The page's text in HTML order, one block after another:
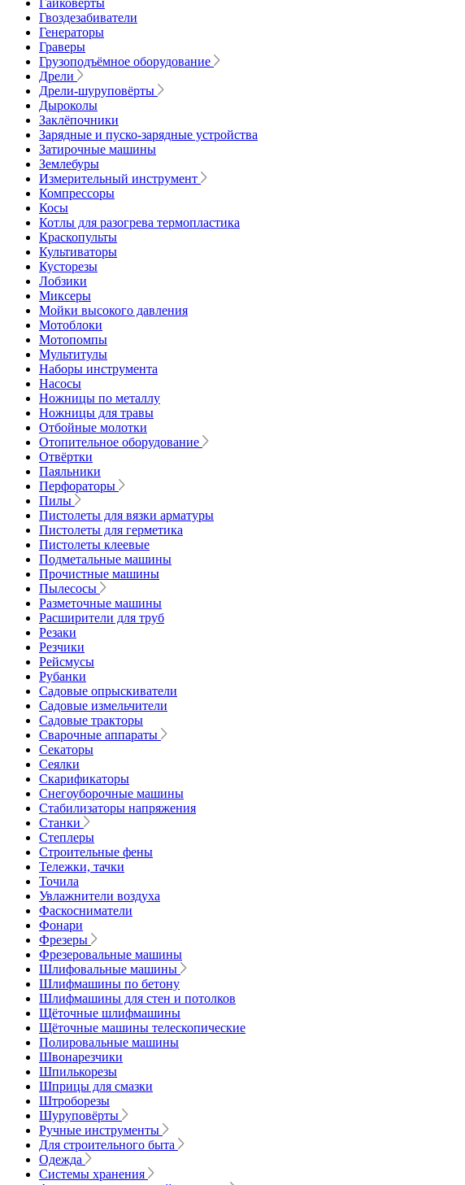
Гайковёрты
Гвоздезабиватели
Генераторы
Граверы
Грузоподъёмное оборудование
Дрели
Дрели-шуруповёрты
Дыроколы
Заклёпочники
Зарядные и пуско-зарядные устройства
Затирочные машины
Землебуры
Измерительный инструмент
Компрессоры
Косы
Котлы для разогрева термопластика
Краскопульты
Культиваторы
Кусторезы
Лобзики
Миксеры
Мойки высокого давления
Мотоблоки
Мотопомпы
Мультитулы
Наборы инструмента
Насосы
Ножницы по металлу
Ножницы для травы
Отбойные молотки
Отопительное оборудование
Отвёртки
Паяльники
Перфораторы
Пилы
Пистолеты для вязки арматуры
Пистолеты для герметика
Пистолеты клеевые
Подметальные машины
Прочистные машины
Пылесосы
Разметочные машины
Расширители для труб
Резаки
Резчики
Рейсмусы
Рубанки
Садовые опрыскиватели
Садовые измельчители
Садовые тракторы
Сварочные аппараты
Секаторы
Сеялки
Скарификаторы
Снегоуборочные машины
Стабилизаторы напряжения
Станки
Степлеры
Строительные фены
Тележки, тачки
Точила
Увлажнители воздуха
Фаскосниматели
Фонари
Фрезеры
Фрезеровальные машины
Шлифовальные машины
Шлифмашины по бетону
Шлифмашины для стен и потолков
Щёточные шлифмашины
Щёточные машины телескопические
Полировальные машины
Швонарезчики
Шпилькорезы
Шприцы для смазки
Штроборезы
Шуруповёрты
Ручные инструменты
Для строительного быта
Одежда
Системы хранения